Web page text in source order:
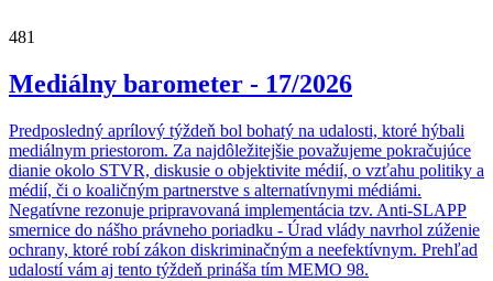
481
Mediálny barometer - 17/2026
Predposledný aprílový týždeň bol bohatý na udalosti, ktoré hýbali
mediálnym priestorom. Za najdôležitejšie považujeme pokračujúce
dianie okolo STVR, diskusie o objektivite médií, o vzťahu politiky a
médií, či o koaličným partnerstve s alternatívnymi médiámi.
Negatívne rezonuje pripravovaná implementácia tzv. Anti-SLAPP
smernice do nášho právneho poriadku - Úrad vlády navrhol zúženie
ochrany, ktoré robí zákon diskriminačným a neefektívnym. Prehľad
udalostí vám aj tento týždeň prináša tím MEMO 98.